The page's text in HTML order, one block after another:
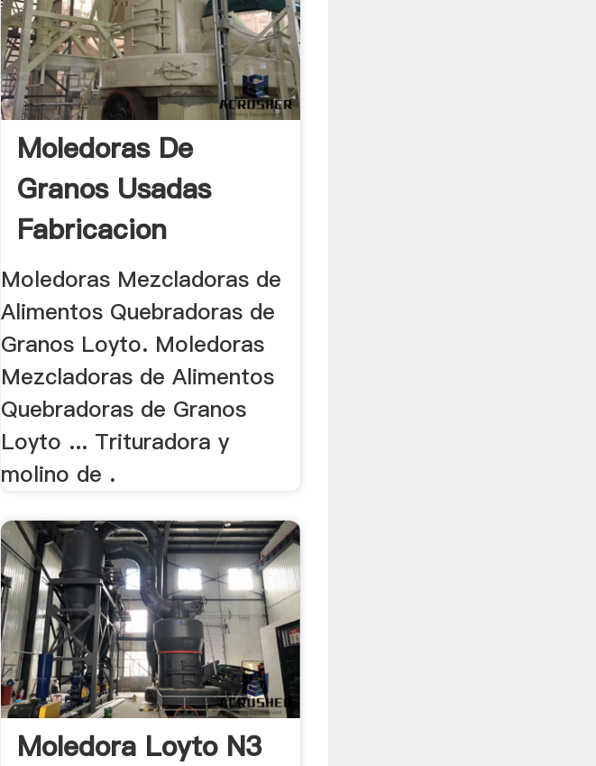
Moledoras De
Granos Usadas
Fabricacion
Argentina ...
Moledoras Mezcladoras de
Alimentos Quebradoras de
Granos Loyto. Moledoras
Mezcladoras de Alimentos
Quebradoras de Granos
Loyto ... Trituradora y
molino de .
Moledora Loyto N3